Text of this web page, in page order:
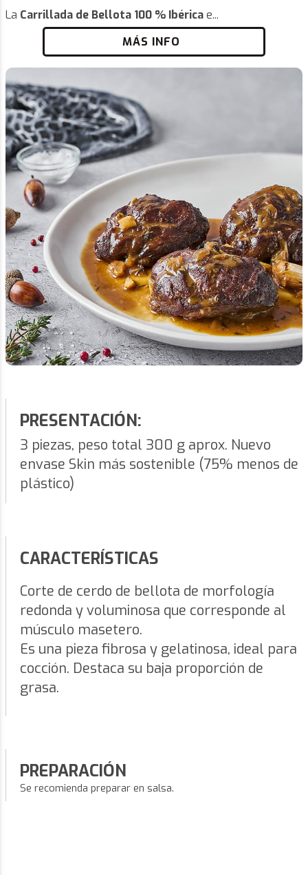
La Carrillada de Bellota 100 % Ibéricae...
MÁS INFO
PRESENTACIÓN:
3 piezas, peso total 300 g aprox. Nuevo
envase Skin más sostenible (75% menos de
plástico)
CARACTERÍSTICAS
Corte de cerdo de bellota de morfología
redonda y voluminosa que corresponde al
músculo masetero.
Es una pieza fibrosa y gelatinosa, ideal para
cocción. Destaca su baja proporción de
grasa.
PREPARACIÓN
Se recomienda preparar en salsa.